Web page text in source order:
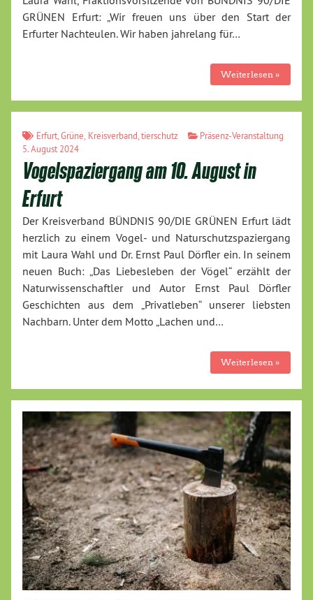
GRÜNEN Erfurt: „Wir freuen uns über den Start der
Erfurter Nachteulen. Wir haben jahrelang für…
Weiterlesen »
Erfurt,Grüne, Kreisverband,tierschutz
Präsenz-Veranstaltung
5. August 2024
Vogelspaziergang am 10. August in
Erfurt
Der Kreisverband BÜNDNIS 90/DIE GRÜNEN Erfurt lädt
herzlich zu einem Vogel- und Naturschutzspaziergang
mit Laura Wahl und Dr. Ernst Paul Dörfler ein. In seinem
neuen Buch: „Das Liebesleben der Vögel“ erzählt der
Naturwissenschaftler und Autor Ernst Paul Dörfler
Geschichten aus dem „Privatleben“ unserer liebsten
Nachbarn. Unter dem Motto „Lachen und…
Weiterlesen »